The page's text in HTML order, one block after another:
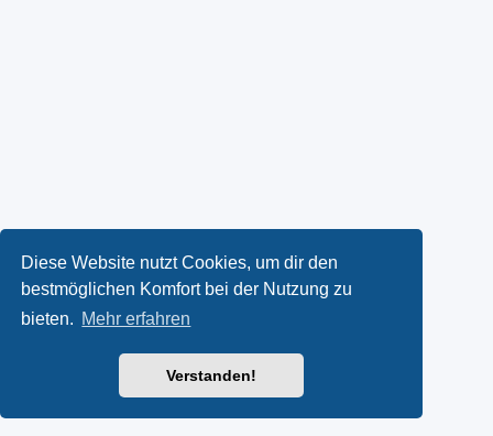
Diese Website nutzt Cookies, um dir den
bestmöglichen Komfort bei der Nutzung zu
bieten. Mehr erfahren
Verstanden!